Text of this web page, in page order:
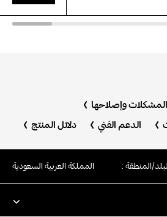
وإصلاحها
الدعم الفني دلائل المنتج
المنطقة : المملكة العربية السعودية